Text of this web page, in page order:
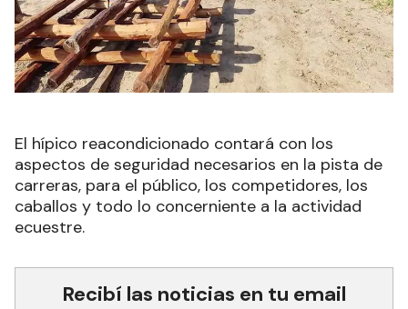
El hípico reacondicionado contará con los
aspectos de seguridad necesarios en la pista de
carreras, para el público, los competidores, los
caballos y todo lo concerniente a la actividad
ecuestre.
Recibí las noticias en tu email